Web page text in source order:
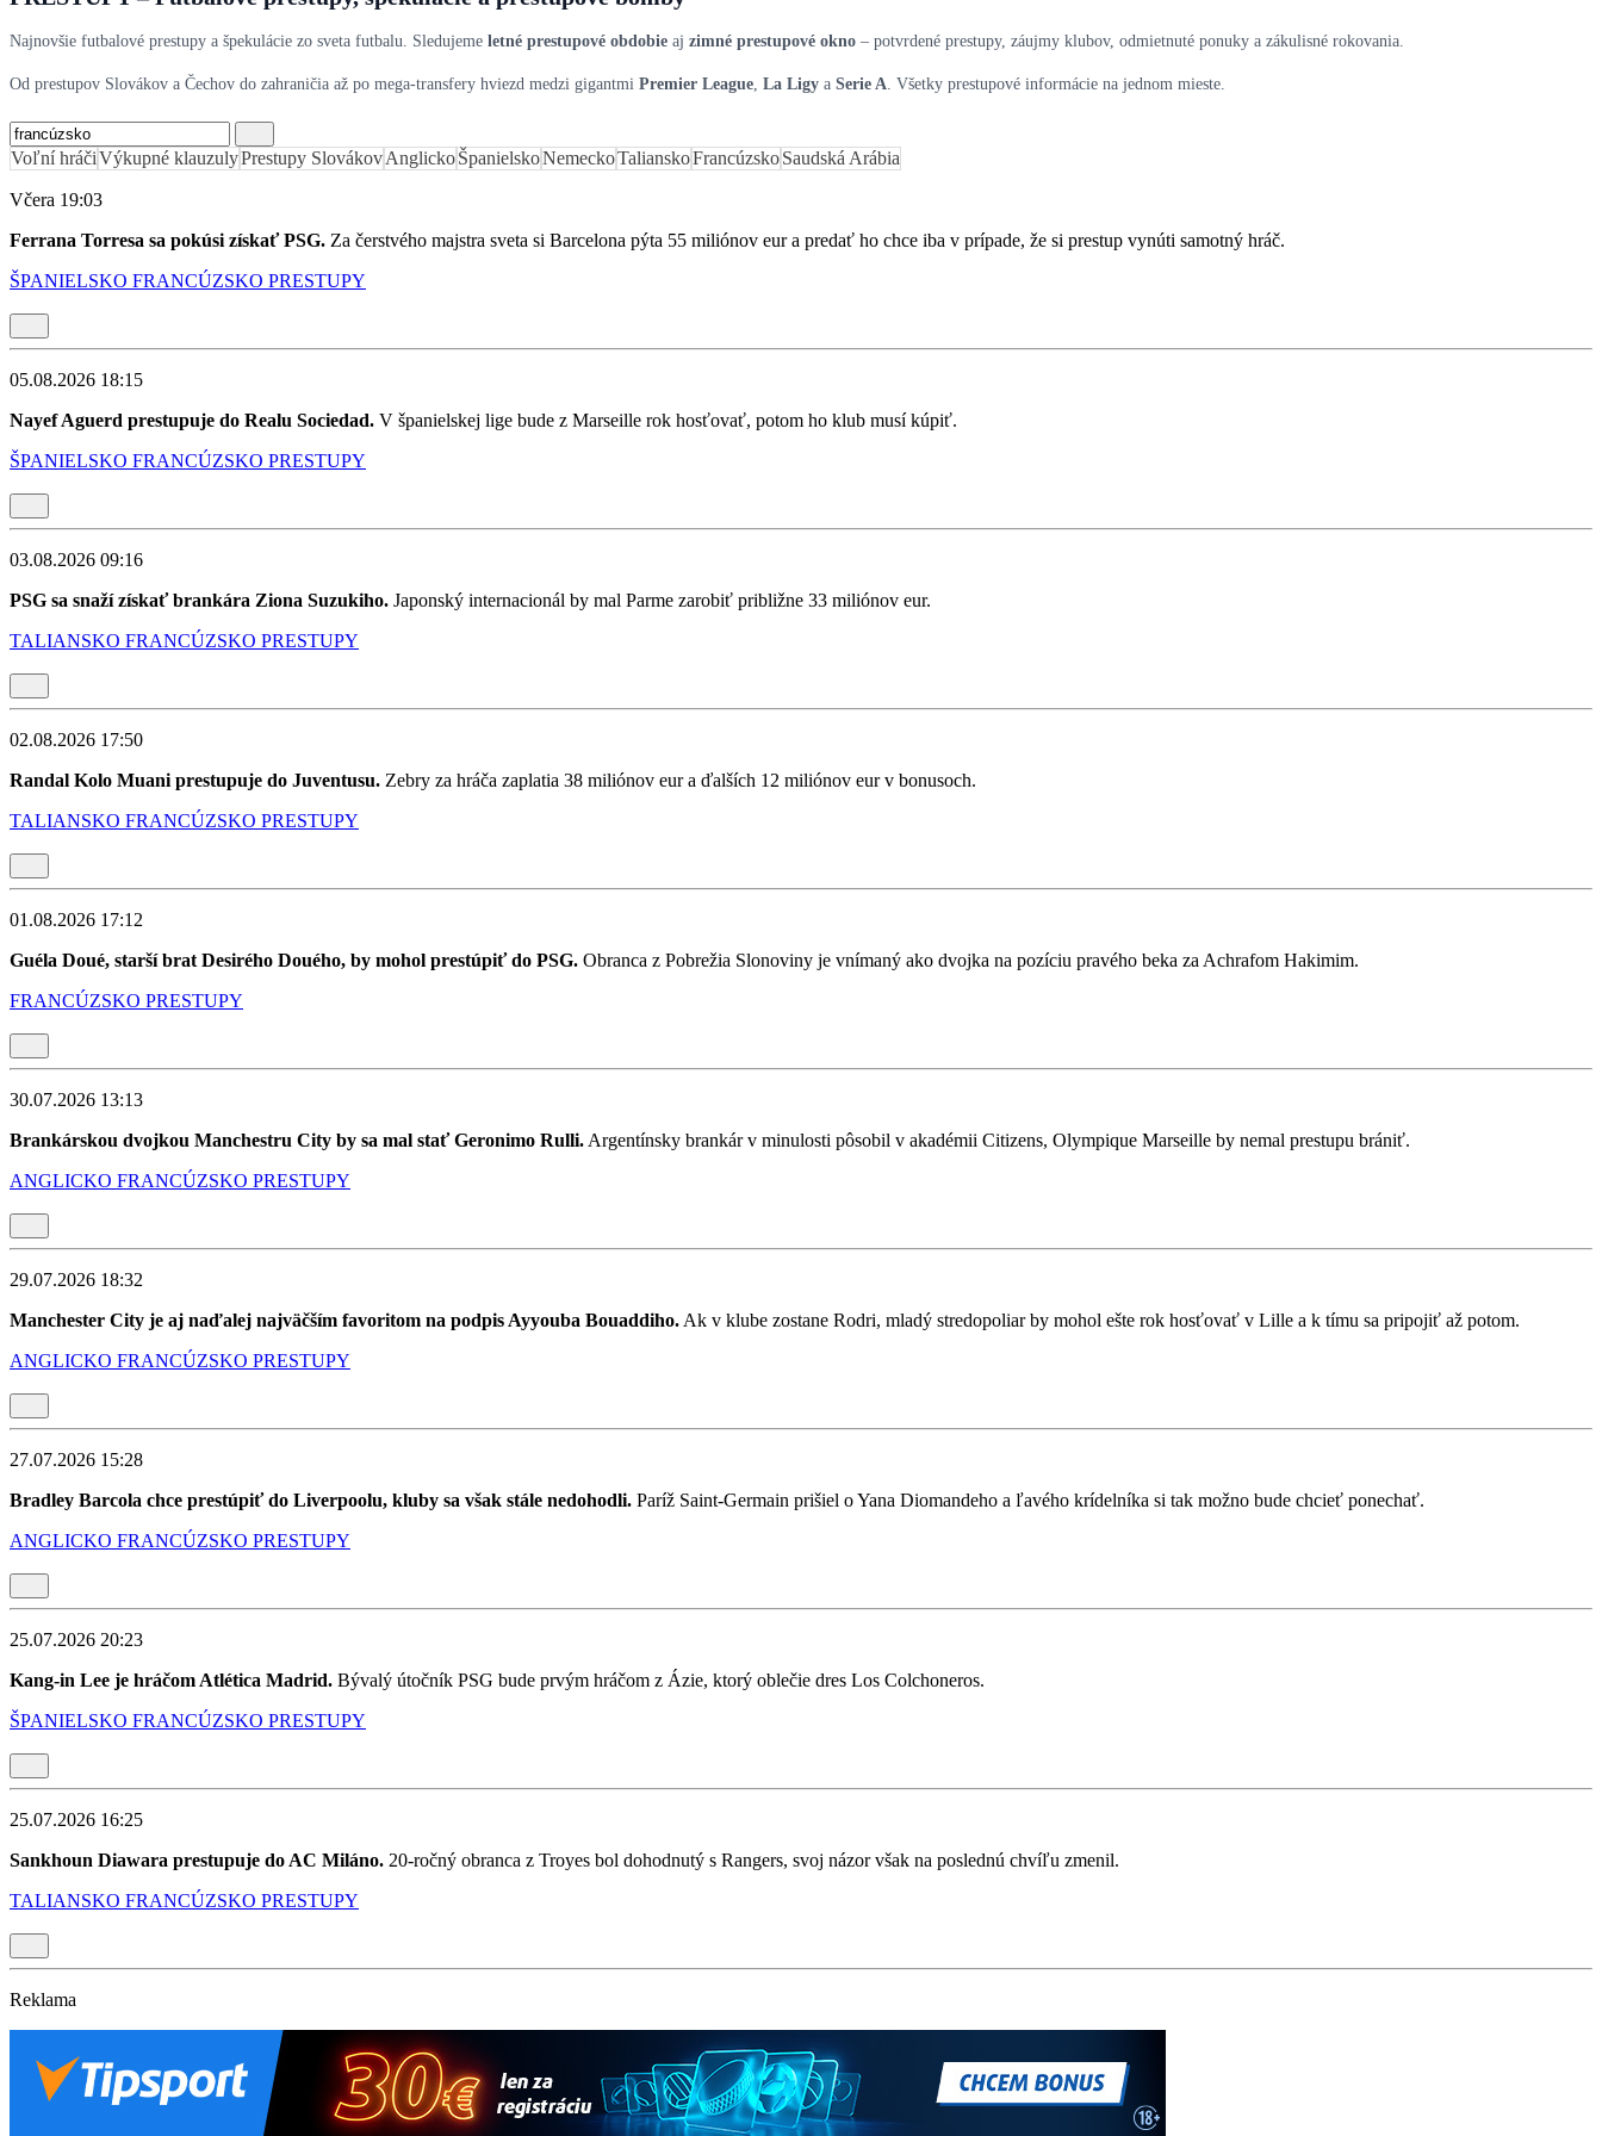
Najnovšie futbalové prestupy a špekulácie zo sveta futbalu. Sledujeme letné prestupové obdobie aj zimné prestupové okno – potvrdené prestupy, záujmy klubov, odmietnuté ponuky a zákulisné rokovania.
Od prestupov Slovákov a Čechov do zahraničia až po mega-transfery hviezd medzi gigantmi Premier League, La Ligy a Serie A. Všetky prestupové informácie na jednom mieste.
Voľní hráčiVýkupné klauzulyPrestupy SlovákovAnglickoŠpanielskoNemeckoTalianskoFrancúzskoSaudská Arábia
Včera 19:03
Ferrana Torresa sa pokúsi získať PSG. Za čerstvého majstra sveta si Barcelona pýta 55 miliónov eur a predať ho chce iba v prípade, že si prestup vynúti samotný hráč.
ŠPANIELSKO FRANCÚZSKO PRESTUPY
05.08.2026 18:15
Nayef Aguerd prestupuje do Realu Sociedad. V španielskej lige bude z Marseille rok hosťovať, potom ho klub musí kúpiť.
ŠPANIELSKO FRANCÚZSKO PRESTUPY
03.08.2026 09:16
PSG sa snaží získať brankára Ziona Suzukiho. Japonský internacionál by mal Parme zarobiť približne 33 miliónov eur.
TALIANSKO FRANCÚZSKO PRESTUPY
02.08.2026 17:50
Randal Kolo Muani prestupuje do Juventusu. Zebry za hráča zaplatia 38 miliónov eur a ďalších 12 miliónov eur v bonusoch.
TALIANSKO FRANCÚZSKO PRESTUPY
01.08.2026 17:12
Guéla Doué, starší brat Desirého Douého, by mohol prestúpiť do PSG. Obranca z Pobrežia Slonoviny je vnímaný ako dvojka na pozíciu pravého beka za Achrafom Hakimim.
FRANCÚZSKO PRESTUPY
30.07.2026 13:13
Brankárskou dvojkou Manchestru City by sa mal stať Geronimo Rulli.Argentínsky brankár v minulosti pôsobil v akadémii Citizens, Olympique Marseille by nemal prestupu brániť.
ANGLICKO FRANCÚZSKO PRESTUPY
29.07.2026 18:32
Manchester City je aj naďalej najväčším favoritom na podpis Ayyouba Bouaddiho.Ak v klube zostane Rodri, mladý stredopoliar by mohol ešte rok hosťovať v Lille a k tímu sa pripojiť až potom.
ANGLICKO FRANCÚZSKO PRESTUPY
27.07.2026 15:28
Bradley Barcola chce prestúpiť do Liverpoolu, kluby sa však stále nedohodli. Paríž Saint-Germain prišiel o Yana Diomandeho a ľavého krídelníka si tak možno bude chcieť ponechať.
ANGLICKO FRANCÚZSKO PRESTUPY
25.07.2026 20:23
Kang-in Lee je hráčom Atlética Madrid. Bývalý útočník PSG bude prvým hráčom z Ázie, ktorý oblečie dres Los Colchoneros.
ŠPANIELSKO FRANCÚZSKO PRESTUPY
25.07.2026 16:25
Sankhoun Diawara prestupuje do AC Miláno. 20-ročný obranca z Troyes bol dohodnutý s Rangers, svoj názor však na poslednú chvíľu zmenil.
TALIANSKO FRANCÚZSKO PRESTUPY
Reklama